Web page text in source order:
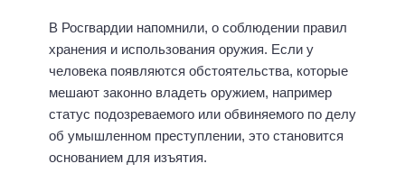
В Росгвардии напомнили, о соблюдении правил
хранения и использования оружия. Если у
человека появляются обстоятельства, которые
мешают законно владеть оружием, например
статус подозреваемого или обвиняемого по делу
об умышленном преступлении, это становится
основанием для изъятия.